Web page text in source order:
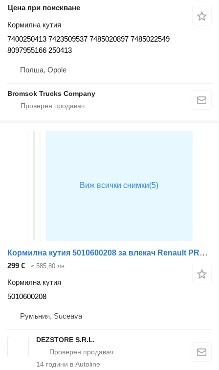
Цена при поискване
Кормилна кутия
7400250413 7423509537 7485020897 7485022549
8097955166 250413
Полша, Opole
Bromsok Trucks Company
Кормилна кутия 5010600208 за влекач Renault PREMIUM
299 € ≈ 585,80 лв.
Кормилна кутия
5010600208
Румъния, Suceava
DEZSTORE S.R.L.
14 години в Autoline